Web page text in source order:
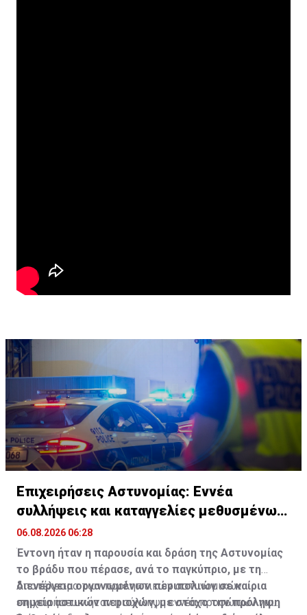
Επιχειρήσεις Αστυνομίας: Εννέα
συλλήψεις και καταγγελίες μεθυσμένων
οδηγών
06.08.2026 06:28
Έντονη ήταν η παρουσία και δράση της Αστυνομίας
το βράδυ που πέρασε, ανά το παγκύπριο, με τη
διενέργεια οργανωμένων περιπολιών σε καίρια
σημεία αστικών περιοχών, με στόχο την πρόληψη
Αποτέλεσμα των προληπτικών αστυνομικών
επιχειρήσεων ήταν η σύλληψη εννέα προσώπων για